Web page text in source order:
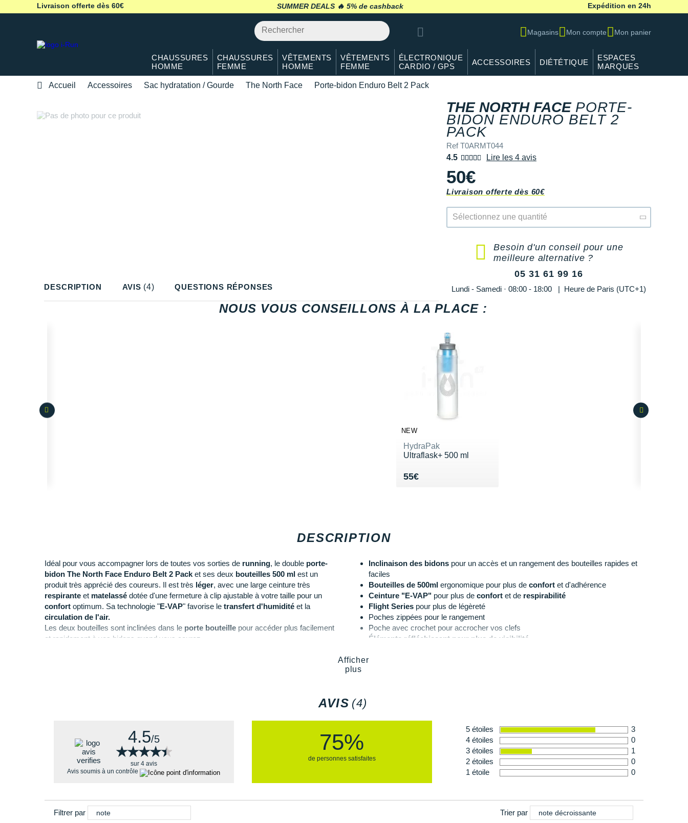
Livraison offerte dès 60€ SUMMER DEALS 🔥 5% de cashback
retour 30 jours*
Expédition en 24h
Magasins Mon compte Mon panier
CHAUSSURES
HOMME
CHAUSSURES
FEMME
VÊTEMENTS
HOMME
VÊTEMENTS
FEMME
ÉLECTRONIQUE
CARDIO / GPS
ACCESSOIRES DIÉTÉTIQUE
ESPACES
MARQUES
Accueil Accessoires Sac hydratation / Gourde The North Face Porte-bidon Enduro Belt 2 Pack
THE NORTH FACE PORTE-
BIDON ENDURO BELT 2
PACK
Ref T0ARMT044
4.5
Lire les 4 avis
50€
Livraison offerte dès 60€
Sélectionnez une quantité
Besoin d'un conseil pour une
meilleure alternative ?
05 31 61 99 16
Lundi - Samedi · 08:00 - 18:00 | Heure de Paris (UTC+1)
DESCRIPTION AVIS (4) QUESTIONS RÉPONSES
NOUS VOUS CONSEILLONS À LA PLACE :
NEW
HydraPak
Ultraflask+ 500 ml
55€
Vendu 55€
DESCRIPTION
Idéal pour vous accompagner lors de toutes vos sorties de running, le double porte-
bidon The North Face Enduro Belt 2 Pack et ses deux bouteilles 500 ml est un
produit très apprécié des coureurs. Il est très léger, avec une large ceinture très
respirante et matelassé dotée d'une fermeture à clip ajustable à votre taille pour un
confort optimum. Sa technologie "E-VAP" favorise le transfert d'humidité et la
circulation de l'air.
Les deux bouteilles sont inclinées dans le porte bouteille pour accéder plus facilement
et rapidement à vos bidons quand vous courez.
Inclinaison des bidonspour un accès et un rangement des bouteilles rapides et
faciles
Bouteilles de 500mlergonomique pour plus de confortet d'adhérence
Ceinture "E-VAP" pour plus de confortet de respirabilité
Flight Seriespour plus de légèreté
Poches zippées pour le rangement
Poche avec crochet pour accrocher vos clefs
Éléments réfléchissant pour plus de visibilité
Afficher
plus
AVIS (4)
4.5/5
★★★★★
★★★★★
sur 4 avis
Avis soumis à un contrôle
75%
de personnes satisfaites
5 étoiles
3
4 étoiles
0
3 étoiles
1
2 étoiles
0
1 étoile
0
Filtrer par note Trier par note décroissante